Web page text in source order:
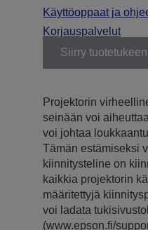
Käyttöoppaat ja
Korjauspalvelut
Siirry tuotetukeen
Projektorin
seinään voi
voi johtaa
Tämän estämiseksi
kiinnitysteline on
kaikkia projektorin
määritettyjä
voi ladata
(www.epson.fi/